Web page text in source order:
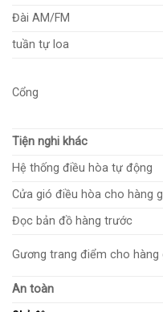
Đài AM/FM
tuần tự loa
Cổng
Tiện nghi khác
Hệ thống điều hòa tự động
Cửa gió điều hòa cho hàng
Đọc bản đồ hàng trước
Gương trang điểm cho
An toàn